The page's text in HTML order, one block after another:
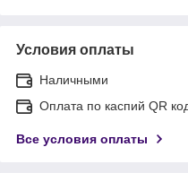
Условия оплаты
Наличными
Оплата по каспий QR
Все условия оплаты